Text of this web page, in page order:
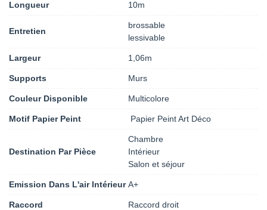
Longueur 10m
Entretien
brossable
lessivable
Largeur 1,06m
Supports Murs
Couleur Disponible Multicolore
Motif Papier Peint Papier Peint Art Déco
Destination Par Pièce
Chambre
Intérieur
Salon et séjour
Emission Dans L'air Intérieur A+
Raccord Raccord droit